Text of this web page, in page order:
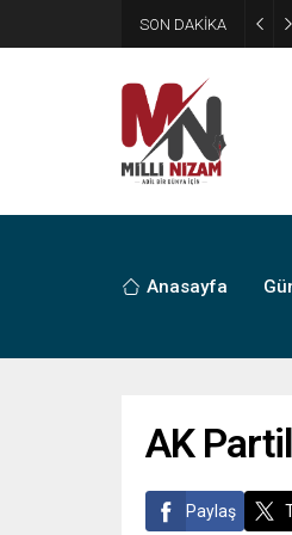
SON DAKİKA
Anasayfa
AK
Paylaş